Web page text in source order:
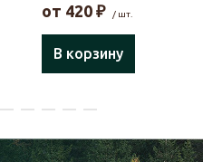
от 420 ₽ / шт.
В корзину